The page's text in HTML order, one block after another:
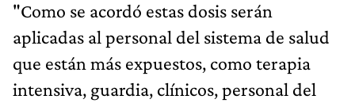
"Como se acordó estas dosis serán
aplicadas al personal del sistema de salud
que están más expuestos, como terapia
intensiva, guardia, clínicos, personal del